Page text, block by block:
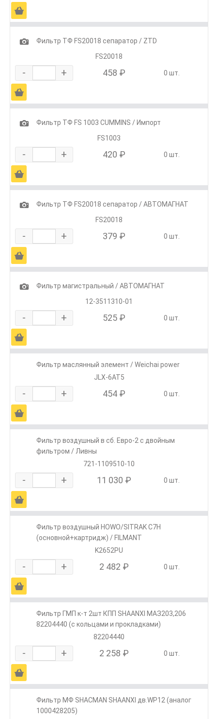
Ä
1
Фильтр ТФ FS20018 сепаратор / ZTD
FS20018
- + 458 ₽ 0 шт.
Ä
1
Фильтр ТФ FS 1003 CUMMINS / Импорт
FS1003
- + 420 ₽ 0 шт.
Ä
1
Фильтр ТФ FS20018 сепаратор / АВТОМАГНАТ
FS20018
- + 379 ₽ 0 шт.
Ä
1
Фильтр магистральный / АВТОМАГНАТ
12-3511310-01
- + 525 ₽ 0 шт.
Ä
Фильтр маслянный элемент / Weichai power
JLX-6AT5
- + 454 ₽ 0 шт.
Ä
Фильтр воздушный в сб. Евро-2 с двойным
фильтром / Ливны
721-1109510-10
- + 11 030 ₽ 0 шт.
Ä
Фильтр воздушный HOWO/SITRAK C7H
(основной+картридж) / FILMANT
K2652PU
- + 2 482 ₽ 0 шт.
Ä
Фильтр ГМП к-т 2шт КПП SHAANXI МАЗ203,206
82204440 (с кольцами и прокладками)
82204440
- + 2 258 ₽ 0 шт.
Ä
Фильтр МФ SHACMAN SHAANXI дв.WP12 (аналог
1000428205)